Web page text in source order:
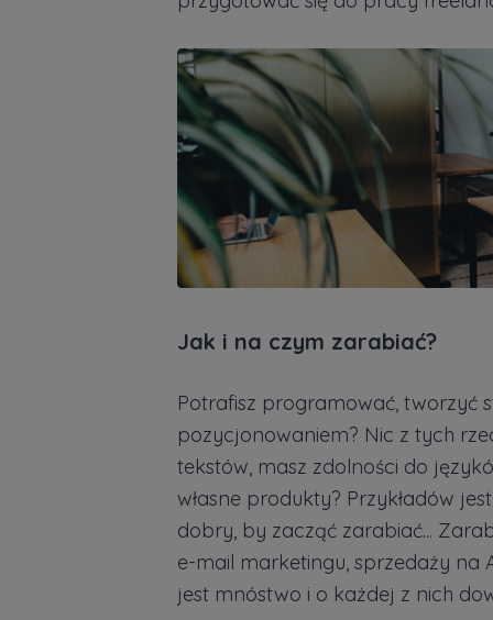
Jak i na czym zarabiać?
Potrafisz programować, tworzyć
pozycjonowaniem? Nic z tych
tekstów, masz zdolności do
własne produkty? Przykładów
dobry, by zacząć zarabiać...
e-mail marketingu, sprzedaży na
jest mnóstwo i o każdej z nich